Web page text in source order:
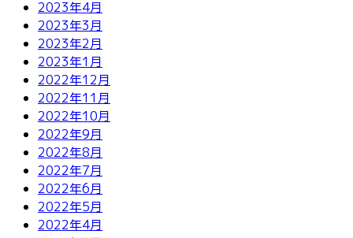
2023年4月
2023年3月
2023年2月
2023年1月
2022年12月
2022年11月
2022年10月
2022年9月
2022年8月
2022年7月
2022年6月
2022年5月
2022年4月